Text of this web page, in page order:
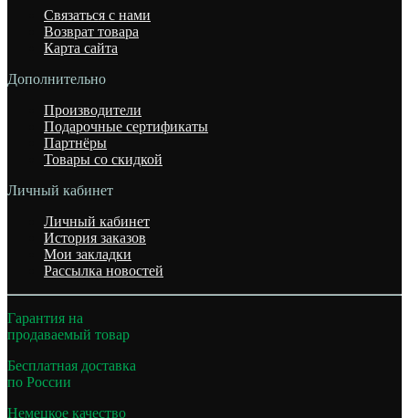
Связаться с нами
Возврат товара
Карта сайта
Дополнительно
Производители
Подарочные сертификаты
Партнёры
Товары со скидкой
Личный кабинет
Личный кабинет
История заказов
Мои закладки
Рассылка новостей
Гарантия на
продаваемый товар
Бесплатная доставка
по России
Немецкое качество